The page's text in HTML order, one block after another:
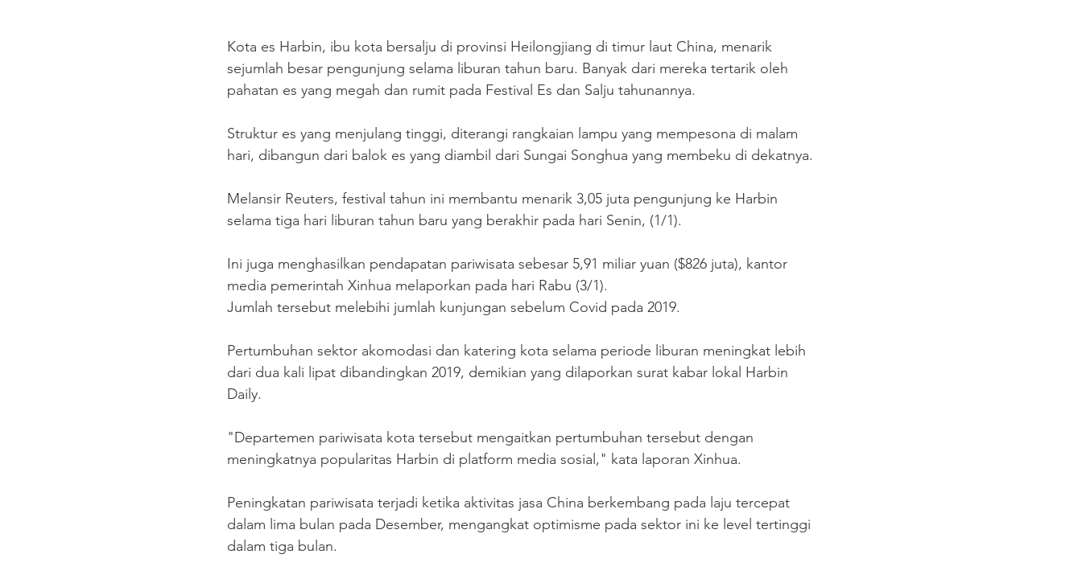
Kota es Harbin, ibu kota bersalju di provinsi Heilongjiang di timur laut China, menarik
sejumlah besar pengunjung selama liburan tahun baru. Banyak dari mereka tertarik oleh
pahatan es yang megah dan rumit pada Festival Es dan Salju tahunannya.
Struktur es yang menjulang tinggi, diterangi rangkaian lampu yang mempesona di malam
hari, dibangun dari balok es yang diambil dari Sungai Songhua yang membeku di dekatnya.
Melansir Reuters, festival tahun ini membantu menarik 3,05 juta pengunjung ke Harbin
selama tiga hari liburan tahun baru yang berakhir pada hari Senin, (1/1).
Ini juga menghasilkan pendapatan pariwisata sebesar 5,91 miliar yuan ($826 juta), kantor
media pemerintah Xinhua melaporkan pada hari Rabu (3/1).
Jumlah tersebut melebihi jumlah kunjungan sebelum Covid pada 2019.
Pertumbuhan sektor akomodasi dan katering kota selama periode liburan meningkat lebih
dari dua kali lipat dibandingkan 2019, demikian yang dilaporkan surat kabar lokal Harbin
Daily.
"Departemen pariwisata kota tersebut mengaitkan pertumbuhan tersebut dengan
meningkatnya popularitas Harbin di platform media sosial," kata laporan Xinhua.
Peningkatan pariwisata terjadi ketika aktivitas jasa China berkembang pada laju tercepat
dalam lima bulan pada Desember, mengangkat optimisme pada sektor ini ke level tertinggi
dalam tiga bulan.